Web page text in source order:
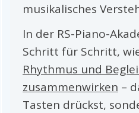
musikalisches
In der RS-Piano-
Schritt für Schritt,
Rhythmus und
zusammenwirken –
Tasten drückst,